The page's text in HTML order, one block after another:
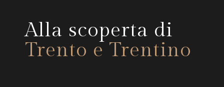
Alla scoperta di
Trento e Trentino